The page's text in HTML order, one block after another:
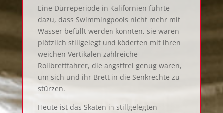
Eine Dürreperiode in Kalifornien führte
dazu, dass Swimmingpools nicht mehr mit
Wasser befüllt werden konnten, sie waren
plötzlich stillgelegt und köderten mit ihren
weichen Vertikalen zahlreiche
Rollbrettfahrer, die angstfrei genug waren,
um sich und ihr Brett in die Senkrechte zu
stürzen.
Heute ist das Skaten in stillgelegten